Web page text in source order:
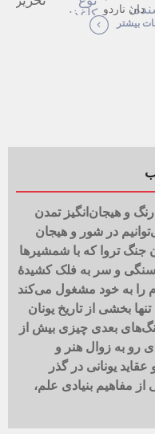
دان ناردو کاغذ:
قطع :
بیشتر
و هیجان‌انگیز تمدن
در شور و هیجان
جنگ تروا که با شمشیرها
سنگی و سر به فلک کشیدۀ
را به خود مشغول می‌کند
بخشی از تاریخ یونان
بعدی چیزی بیش از
رو به زوال هنر و
یونانی در گذر
از مفاهیم بنیادی علم،